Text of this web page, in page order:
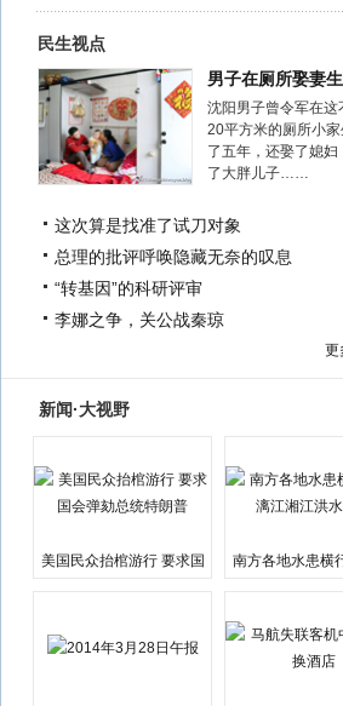
民生视点
男子在厕所娶妻
沈阳男子曾令军在这
20平方米的厕所小
了五年，还娶了媳妇
了大胖儿子……
这次算是找准了试刀对象
总理的批评呼唤隐藏无奈的叹息
“转基因”的科研评审
李娜之争，关公战秦琼
更
新闻·大视野
美国民众抬棺游行 要求国
南方各地水患横